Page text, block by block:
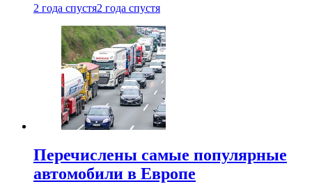
2 года спустя2 года спустя
Перечислены самые популярные
автомобили в Европе